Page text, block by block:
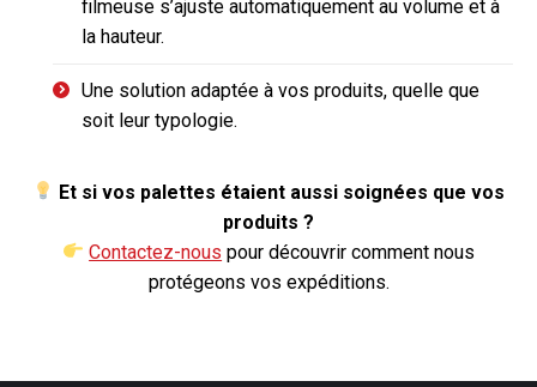
filmeuse s’ajuste automatiquement au volume et à
la hauteur.
Une solution adaptée à vos produits, quelle que
soit leur typologie.
Et si vos palettes étaient aussi soignées que vos
produits ?
Contactez-nous pour découvrir comment nous
protégeons vos expéditions.